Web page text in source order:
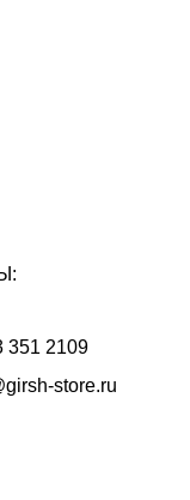
351 2109
store.ru